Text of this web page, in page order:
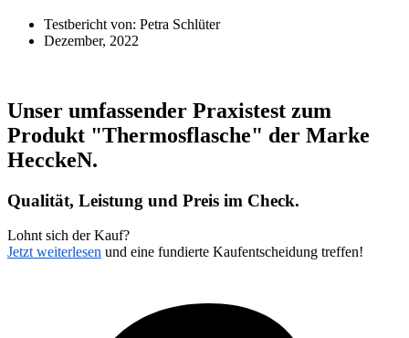
Testbericht von: Petra Schlüter
Dezember, 2022
Unser umfassender Praxistest zum
Produkt "Thermosflasche" der Marke
HecckeN.
Qualität, Leistung und Preis im Check.
Lohnt sich der Kauf?
Jetzt weiterlesen und eine fundierte Kaufentscheidung treffen!